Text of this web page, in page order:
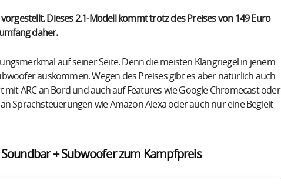
Dieses 2.1-Modell kommt trotz des Preises von 149 Euro
daher.
auf seiner Seite. Denn die meisten Klangriegel in jenem
auskommen. Wegen des Preises gibt es aber natürlich auch
ARC an Bord und auch auf Features wie Google Chromecast oder
Sprachsteuerungen wie Amazon Alexa oder auch nur eine Begleit-
Soundbar + Subwoofer zum Kampfpreis